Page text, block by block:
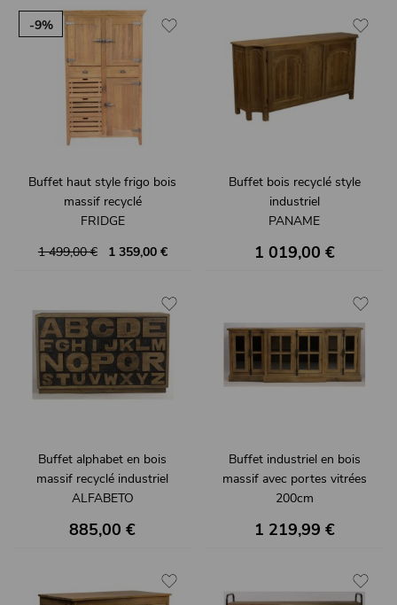
-9%
Buffet haut style frigo bois
massif recyclé
FRIDGE
1 499,00 €
1 359,00 €
Buffet bois recyclé style
industriel
PANAME
1 019,00 €
Buffet alphabet en bois
massif recyclé industriel
ALFABETO
885,00 €
Buffet industriel en bois
massif avec portes vitrées
200cm
1 219,99 €